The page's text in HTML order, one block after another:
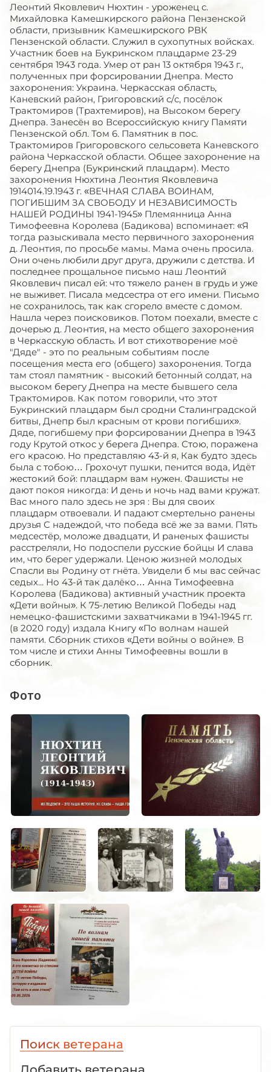
Леонтий Яковлевич Нюхтин - уроженец с.
Михайловка Камешкирского района Пензенской
области, призывник Камешкирского РВК
Пензенской области. Служил в сухопутных войсках.
Участник боев на Букринском плацдарме 23-29
сентября 1943 года. Умер от ран 13 октября 1943 г.,
полученных при форсировании Днепра. Место
захоронения: Украина. Черкасская область,
Каневский район, Григоровский с/c, посёлок
Трактомиров (Трахтемиров), на Высоком берегу
Днепра. Занесён во Всероссийскую книгу Памяти
Пензенской обл. Том 6. Памятник в пос.
Трактомиров Григоровского сельсовета Каневского
района Черкасской области. Общее захоронение на
берегу Днепра (Букринский плацдарм). Место
захоронения Нюхтина Леонтия Яковлевича
1914014.19.1943 г. «ВЕЧНАЯ СЛАВА ВОИНАМ,
ПОГИБШИМ ЗА СВОБОДУ И НЕЗАВИСИМОСТЬ
НАШЕЙ РОДИНЫ 1941-1945» Племянница Анна
Тимофеевна Королева (Бадикова) вспоминает: «Я
тогда разыскивала место первичного захоронения
д. Леонтия, по просьбе мамы. Мама очень просила.
Они очень любили друг друга, дружили с детства. И
последнее прощальное письмо наш Леонтий
Яковлевич писал ей: что тяжело ранен в грудь и уже
не выживет. Писала медсестра от его имени. Письмо
не сохранилось, так как сгорело вместе с домом.
Нашла через поисковиков. Потом поехали, вместе с
дочерью д. Леонтия, на место общего захоронения
в Черкасскую область. И вот стихотворение моё
"Дяде" - это по реальным событиям после
посещения места его (общего) захоронения. Тогда
там стоял памятник - высокий бетонный солдат, на
высоком берегу Днепра на месте бывшего села
Трактомиров. Как потом говорили, что этот
Букринский плацдарм был сродни Сталинградской
битвы, Днепр был красным от крови погибших».
Дяде, погибшему при форсировании Днепра в 1943
году Крутой откос у берега Днепра. Стою, поражена
его красою. Но представляю 43-й я, Как будто здесь
была с тобою… Грохочут пушки, пенится вода, Идёт
жестокий бой: плацдарм вам нужен. Фашисты не
дают покоя никогда: И день и ночь над вами кружат.
Вас много пало здесь не зря : Вы для своих
плацдарм отвоевали. И падают смертельно ранены
друзья С надеждой, что победа всё же за вами. Пять
медсестёр, моложе двадцати, И раненых фашисты
расстреляли, Но подоспели русские бойцы И слава
им, что берег удержали. Ценою жизней молодых
Спасли вы Родину от гнёта. Увидели б мы вас сейчас
седых... Но 43-й так далёко… Анна Тимофеевна
Королева (Бадикова) активный участник проекта
«Дети войны». К 75-летию Великой Победы над
немецко-фашистскими захватчиками в 1941-1945 гг.
(в 2020 году) издала Книгу «По волнам нашей
памяти. Сборник стихов «Дети войны о войне». В
том числе и стихи Анны Тимофеевны вошли в
сборник.
Фото
Поиск ветерана